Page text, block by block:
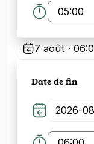
7 août ·
Date de fin